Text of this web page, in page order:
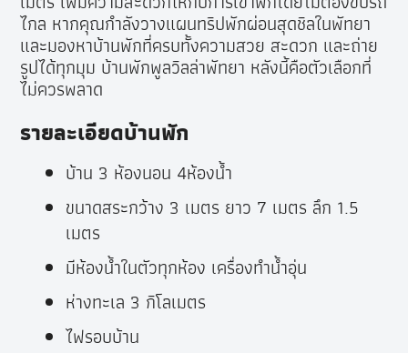
ไกล หากคุณกำลังวางแผนทริปพักผ่อนสุดชิลในพัทยา
และมองหาบ้านพักที่ครบทั้งความสวย สะดวก และถ่าย
รูปได้ทุกมุม บ้านพักพูลวิลล่าพัทยา หลังนี้คือตัวเลือกที่
ไม่ควรพลาด
รายละเอียดบ้านพัก
บ้าน 3 ห้องนอน 4ห้องน้ำ
ขนาดสระกว้าง 3 เมตร ยาว 7 เมตร ลึก 1.5
เมตร
มีห้องน้ำในตัวทุกห้อง เครื่องทำน้ำอุ่น
ห่างทะเล 3 กิโลเมตร
ไฟรอบบ้าน